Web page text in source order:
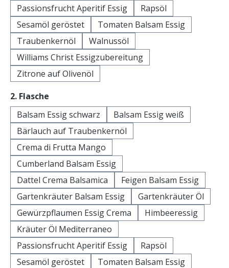
Passionsfrucht Aperitif Essig
Rapsöl
Sesamöl geröstet
Tomaten Balsam Essig
Traubenkernöl
Walnussöl
Williams Christ Essigzubereitung
Zitrone auf Olivenöl
2. Flasche
Balsam Essig schwarz
Balsam Essig weiß
Bärlauch auf Traubenkernöl
Crema di Frutta Mango
Cumberland Balsam Essig
Dattel Crema Balsamica
Feigen Balsam Essig
Gartenkräuter Balsam Essig
Gartenkräuter Öl
Gewürzpflaumen Essig Crema
Himbeeressig
Kräuter Öl Mediterraneo
Passionsfrucht Aperitif Essig
Rapsöl
Sesamöl geröstet
Tomaten Balsam Essig